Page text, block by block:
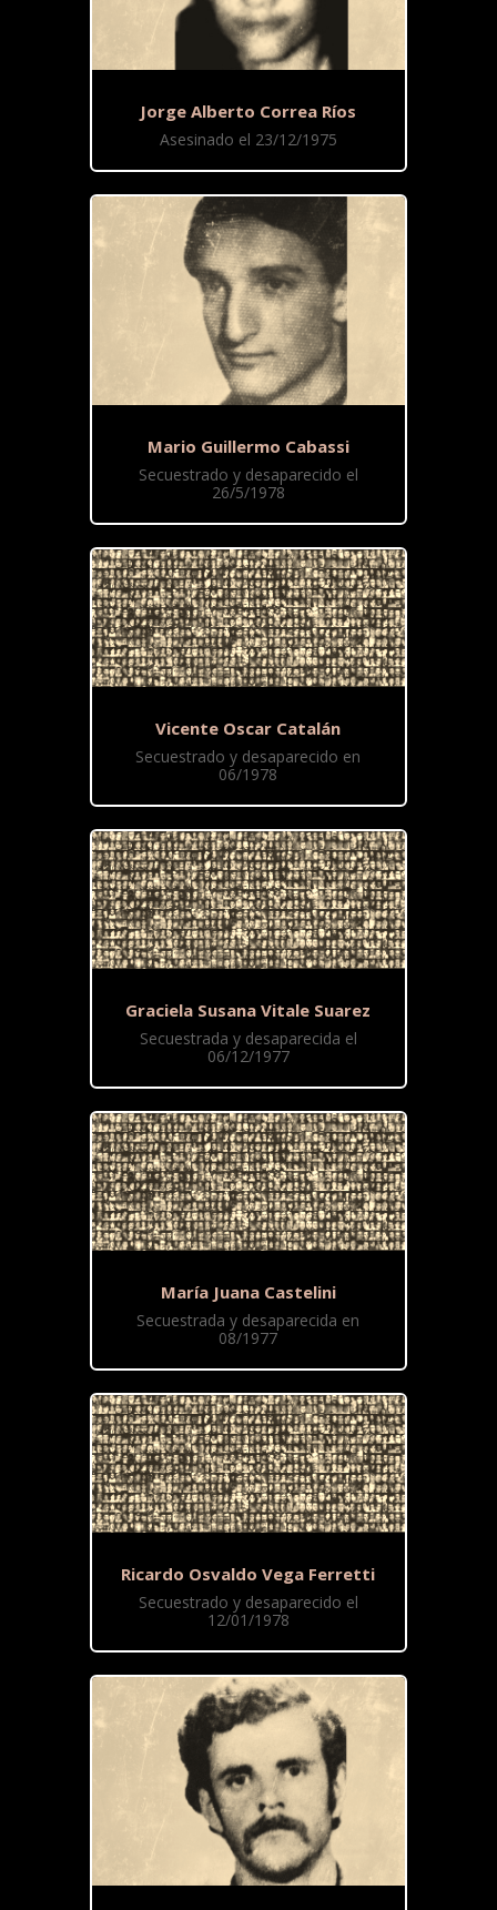
Jorge Alberto Correa Ríos
Asesinado el 23/12/1975
Mario Guillermo Cabassi
Secuestrado y desaparecido el
26/5/1978
Vicente Oscar Catalán
Secuestrado y desaparecido en
06/1978
Graciela Susana Vitale Suarez
Secuestrada y desaparecida el
06/12/1977
María Juana Castelini
Secuestrada y desaparecida en
08/1977
Ricardo Osvaldo Vega Ferretti
Secuestrado y desaparecido el
12/01/1978